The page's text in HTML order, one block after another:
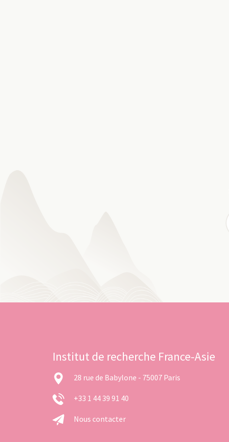
Institut de recherche France-Asie
28 rue de Babylone - 75007 Paris
+33 1 44 39 91 40
Nous contacter